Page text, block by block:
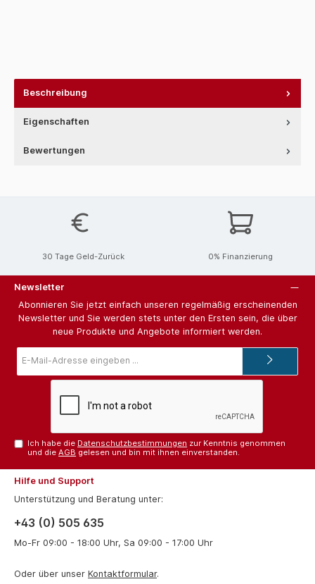
Beschreibung
Eigenschaften
Bewertungen
30 Tage Geld-Zurück 0% Finanzierung
Newsletter
Abonnieren Sie jetzt einfach unseren regelmäßig erscheinenden
Newsletter und Sie werden stets unter den Ersten sein, die über
neue Produkte und Angebote informiert werden.
Mail-
Ich habe die Datenschutzbestimmungen zur Kenntnis genommen
und dieAGB gelesen und bin mit ihnen einverstanden.
Hilfe und Support
Unterstützung und Beratung unter:
+43 (0) 505 635
Mo-Fr 09:00 - 18:00 Uhr, Sa 09:00 - 17:00 Uhr
Oder über unser Kontaktformular.